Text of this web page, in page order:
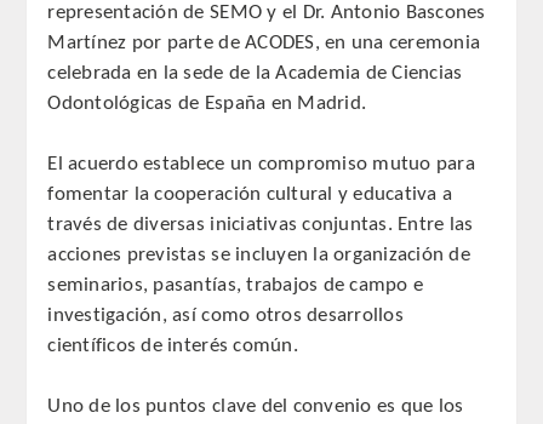
MEDICO-JURIDICAS
SALUD Y GESTION NUEVAS
ESTOMATOLOGIA MEDICO-
ODONTOLOGIA CONSERVADORA
representación de SEMO y el Dr. Antonio Bascones
Martínez por parte de ACODES, en una ceremonia
celebrada en la sede de la Academia de Ciencias
Odontológicas de España en Madrid.
El acuerdo establece un compromiso mutuo para
fomentar la cooperación cultural y educativa a
través de diversas iniciativas conjuntas. Entre las
acciones previstas se incluyen la organización de
seminarios, pasantías, trabajos de campo e
investigación, así como otros desarrollos
científicos de interés común.
Uno de los puntos clave del convenio es que los